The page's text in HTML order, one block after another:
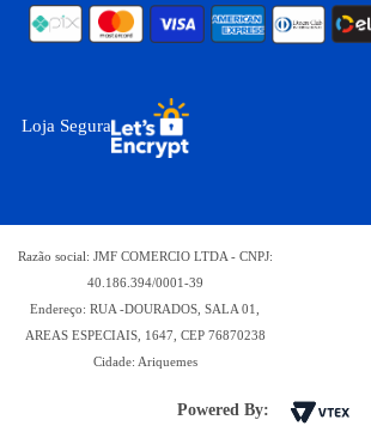
Loja Segura
Razão social: JMF COMERCIO LTDA - CNPJ:
40.186.394/0001-39
Endereço: RUA -DOURADOS, SALA 01,
AREAS ESPECIAIS, 1647, CEP 76870238
Cidade: Ariquemes
Powered By: